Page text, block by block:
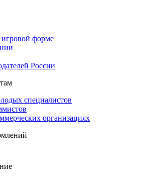
форме
России
специалистов
организациях